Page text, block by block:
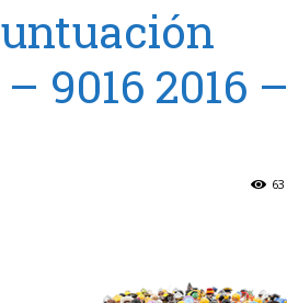
9016 2016 –
63